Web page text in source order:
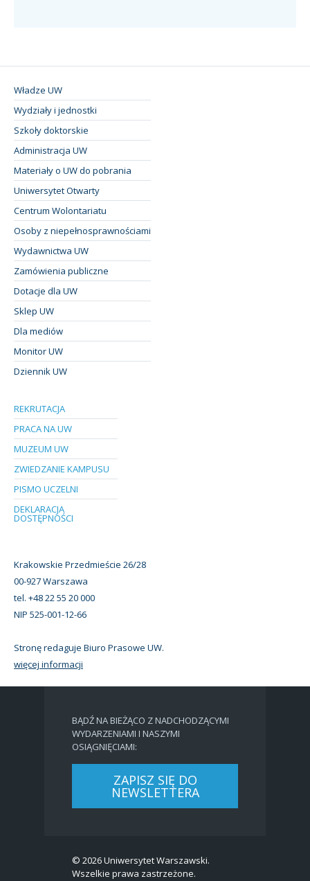
Władze UW
Wydziały i jednostki
Szkoły doktorskie
Administracja UW
Materiały o UW do pobrania
Uniwersytet Otwarty
Centrum Wolontariatu
Osoby z niepełnosprawnościami
Wydawnictwa UW
Zamówienia publiczne
Dotacje dla UW
Sklep UW
Dla mediów
Monitor UW
Dziennik UW
REKRUTACJA
PRACA NA UW
MUZEUM UW
ZWIEDZANIE KAMPUSU
PISMO UCZELNI
DEKLARACJA
DOSTĘPNOŚCI
Krakowskie Przedmieście 26/28
00-927 Warszawa
tel. +48 22 55 20 000
NIP 525-001-12-66
Stronę redaguje Biuro Prasowe UW.
więcej informacji
BĄDŹ NA BIEŻĄCO Z NADCHODZĄCYMI
WYDARZENIAMI I NASZYMI
OSIĄGNIĘCIAMI:
ZAPISZ SIĘ DO
NEWSLETTERA
© 2026 Uniwersytet Warszawski.
Wszelkie prawa zastrzeżone.